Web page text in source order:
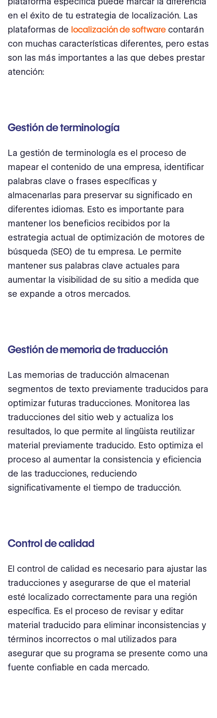
en el éxito de tu estrategia de localización. Las
plataformas de localización de software contarán
con muchas características diferentes, pero estas
son las más importantes a las que debes prestar
atención:
Gestión de terminología
La gestión de terminología es el proceso de
mapear el contenido de una empresa, identificar
palabras clave o frases específicas y
almacenarlas para preservar su significado en
diferentes idiomas. Esto es importante para
mantener los beneficios recibidos por la
estrategia actual de optimización de motores de
búsqueda (SEO) de tu empresa. Le permite
mantener sus palabras clave actuales para
aumentar la visibilidad de su sitio a medida que
se expande a otros mercados.
Gestión de memoria de traducción
Las memorias de traducción almacenan
segmentos de texto previamente traducidos para
optimizar futuras traducciones. Monitorea las
traducciones del sitio web y actualiza los
resultados, lo que permite al lingüista reutilizar
material previamente traducido. Esto optimiza el
proceso al aumentar la consistencia y eficiencia
de las traducciones, reduciendo
significativamente el tiempo de traducción.
Control de calidad
El control de calidad es necesario para ajustar las
traducciones y asegurarse de que el material
esté localizado correctamente para una región
específica. Es el proceso de revisar y editar
material traducido para eliminar inconsistencias y
términos incorrectos o mal utilizados para
asegurar que su programa se presente como una
fuente confiable en cada mercado.